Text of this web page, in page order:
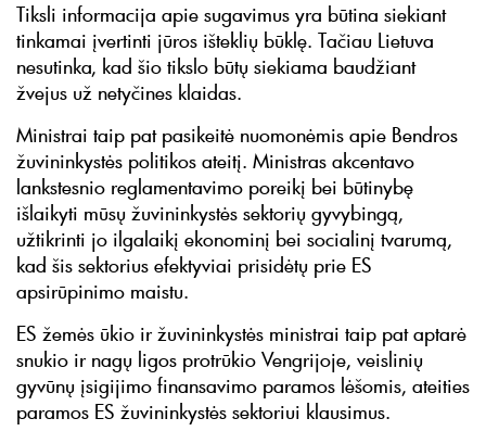
Tiksli informacija apie sugavimus yra būtina siekiant
tinkamai įvertinti jūros išteklių būklę. Tačiau Lietuva
nesutinka, kad šio tikslo būtų siekiama baudžiant
žvejus už netyčines klaidas.
Ministrai taip pat pasikeitė nuomonėmis apie Bendros
žuvininkystės politikos ateitį. Ministras akcentavo
lankstesnio reglamentavimo poreikį bei būtinybę
išlaikyti mūsų žuvininkystės sektorių gyvybingą,
užtikrinti jo ilgalaikį ekonominį bei socialinį tvarumą,
kad šis sektorius efektyviai prisidėtų prie ES
apsirūpinimo maistu.
ES žemės ūkio ir žuvininkystės ministrai taip pat aptarė
snukio ir nagų ligos protrūkio Vengrijoje, veislinių
gyvūnų įsigijimo finansavimo paramos lėšomis, ateities
paramos ES žuvininkystės sektoriui klausimus.